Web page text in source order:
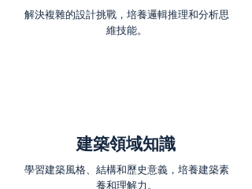
解決複雜的設計挑戰，培養邏輯推理和分析思
維技能。
建築領域知識
學習建築風格、結構和歷史意義，培養建築素
養和理解力。